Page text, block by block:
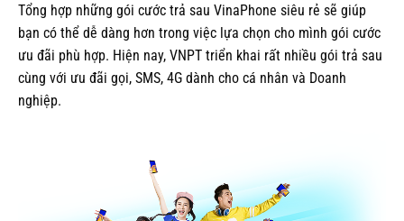
Tổng hợp những gói cước trả sau VinaPhone siêu rẻ sẽ giúp
bạn có thể dễ dàng hơn trong việc lựa chọn cho mình gói cước
ưu đãi phù hợp. Hiện nay, VNPT triển khai rất nhiều gói trả sau
cùng với ưu đãi gọi, SMS, 4G dành cho cá nhân và Doanh
nghiệp.